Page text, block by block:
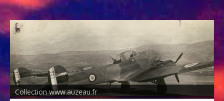
Collection www.auzeau.fr